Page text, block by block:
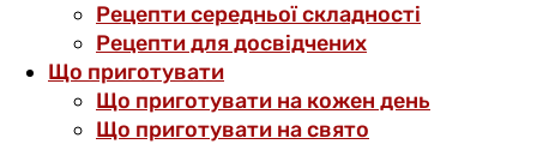
Рецепти середньої складності
Рецепти для досвідчених
Що приготувати
Що приготувати на кожен день
Що приготувати на свято